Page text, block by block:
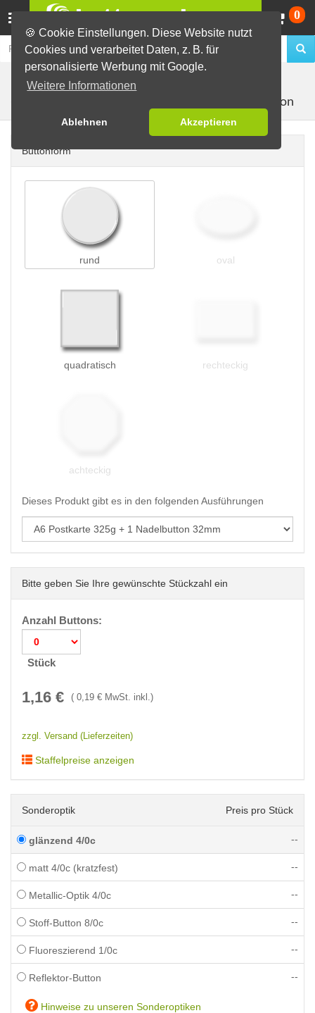
🍪 Cookie Einstellungen. Diese Website nutzt
Cookies und verarbeitet Daten, z. B. für
personalisierte Werbung mit Google.
Weitere Informationen
Ablehnen Akzeptieren
0
Buttons erstellen Buttons auf Karten
mit 1 Button
Buttonform
rund oval
quadratisch rechteckig
achteckig
Dieses Produkt gibt es in den folgenden Ausführungen
Bitte geben Sie Ihre gewünschte Stückzahl ein
Anzahl Buttons:
Stück
1,16 € ( 0,19 € MwSt. inkl.)
zzgl. Versand (Lieferzeiten)
Staffelpreise anzeigen
Sonderoptik Preis pro Stück
glänzend 4/0c --
matt 4/0c (kratzfest) --
Metallic-Optik 4/0c --
Stoff-Button 8/0c --
Fluoreszierend 1/0c --
Reflektor-Button --
Hinweise zu unseren Sonderoptiken